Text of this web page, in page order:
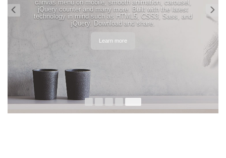
and